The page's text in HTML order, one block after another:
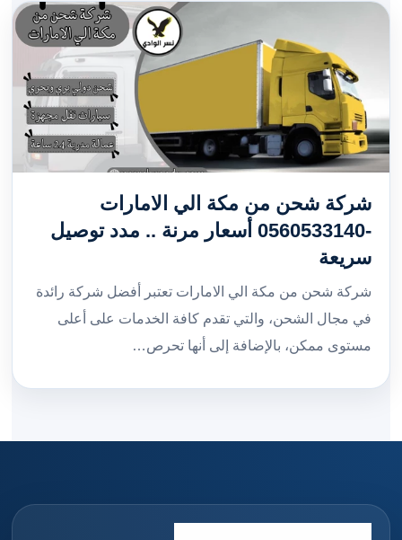
شركة شحن من مكة الي الامارات
-0560533140 أسعار مرنة .. مدد توصيل
سريعة
شركة شحن من مكة الي الامارات تعتبر أفضل شركة رائدة
في مجال الشحن، والتي تقدم كافة الخدمات على أعلى
مستوى ممكن، بالإضافة إلى أنها تحرص…